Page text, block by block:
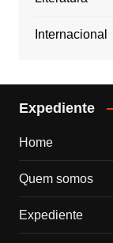
Internacional
Expediente
Home
Quem somos
Expediente